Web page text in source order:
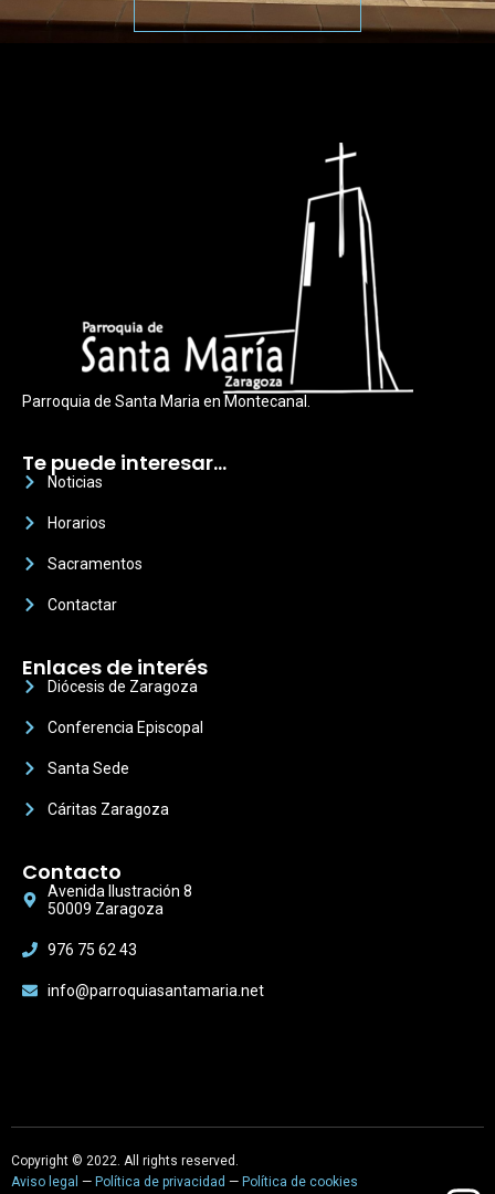
Parroquia de Santa Maria en Montecanal.
Te puede interesar…
Noticias
Horarios
Sacramentos
Contactar
Enlaces de interés
Diócesis de Zaragoza
Conferencia Episcopal
Santa Sede
Cáritas Zaragoza
Contacto
Avenida Ilustración 8
50009 Zaragoza
976 75 62 43
info@parroquiasantamaria.net
Copyright © 2022. All rights reserved.
Aviso legal — Política de privacidad — Política de cookies